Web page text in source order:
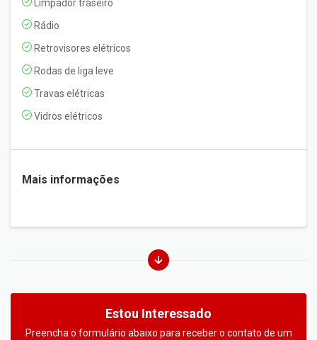
Limpador traseiro
Rádio
Retrovisores elétricos
Rodas de liga leve
Travas elétricas
Vidros elétricos
Mais informações
Estou Interessado
Preencha o formulário abaixo para receber o contato de um